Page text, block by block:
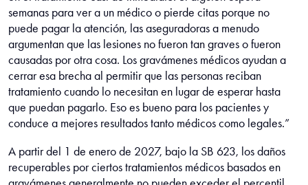
semanas para ver a un médico o pierde citas porque no
puede pagar la atención, las aseguradoras a menudo
argumentan que las lesiones no fueron tan graves o fueron
causadas por otra cosa. Los gravámenes médicos ayudan a
cerrar esa brecha al permitir que las personas reciban
tratamiento cuando lo necesitan en lugar de esperar hasta
que puedan pagarlo. Eso es bueno para los pacientes y
conduce a mejores resultados tanto médicos como legales.”
A partir del 1 de enero de 2027, bajo la SB 623, los daños
recuperables por ciertos tratamientos médicos basados en